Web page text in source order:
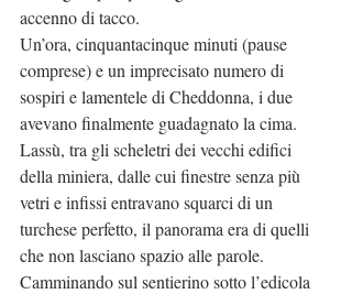
accenno di tacco.
Un’ora, cinquantacinque minuti (pause
comprese) e un imprecisato numero di
sospiri e lamentele di Cheddonna, i due
avevano finalmente guadagnato la cima.
Lassù, tra gli scheletri dei vecchi edifici
della miniera, dalle cui finestre senza più
vetri e infissi entravano squarci di un
turchese perfetto, il panorama era di quelli
che non lasciano spazio alle parole.
Camminando sul sentierino sotto l’edicola